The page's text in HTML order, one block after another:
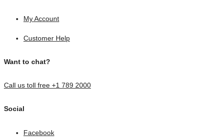
My Account
Customer Help
Want to chat?
Call us toll free +1 789 2000
Social
Facebook